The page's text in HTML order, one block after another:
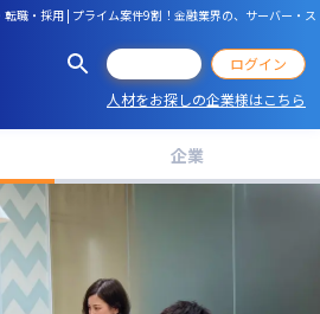
職・採用 | プライム案件9割！金融業界の、サーバー・
ログイン
人材をお探しの企業様はこちら
企業